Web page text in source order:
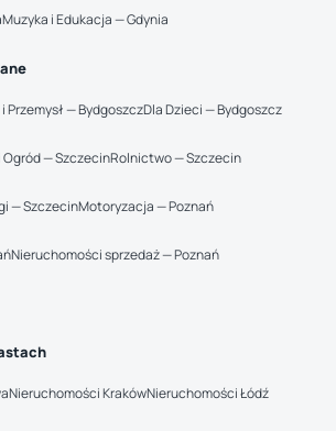
Muzyka i Edukacja — Gdynia
Przemysł — BydgoszczDla Dzieci — Bydgoszcz
Ogród — SzczecinRolnictwo — Szczecin
— SzczecinMotoryzacja — Poznań
Nieruchomości sprzedaż — Poznań
Nieruchomości KrakówNieruchomości Łódź